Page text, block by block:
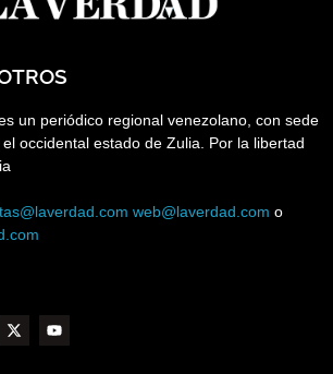
un periódico regional venezolano, con sede
occidental estado de Zulia. Por la libertad
web@laverdad.com o